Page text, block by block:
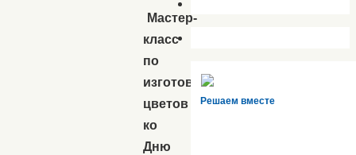
Мастер-
класс
по
изготовлению
цветов
ко
Дню
Решаем вместе